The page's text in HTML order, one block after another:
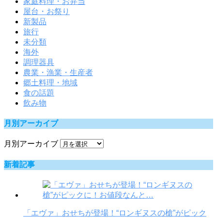
屋台・お祭り
新製品
旅行
未分類
海外
調理器具
農業・漁業・生産者
郷土料理・地域
食の話題
飲み物
月別アーカイブ
月別アーカイブ
新着記事
「エヴァ」おせちが登場！“ロンギヌスの槍”がピック